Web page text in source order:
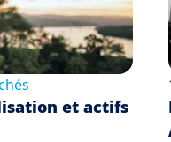
et actifs